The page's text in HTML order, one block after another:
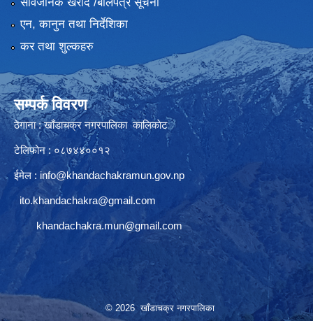
एन, कानुन तथा निर्देशिका
कर तथा शुल्कहरु
सम्पर्क विवरण
ठेगाना : खाँडाचक्र नगरपालिका कालिकाेट
टेलिफोन : ०८७४४००१२
ईमेल : info@khandachakramun.gov.np
ito.khandachakra@gmail.com
khandachakra.mun@gmail.com
© 2026 खाँडाचक्र नगरपालिका